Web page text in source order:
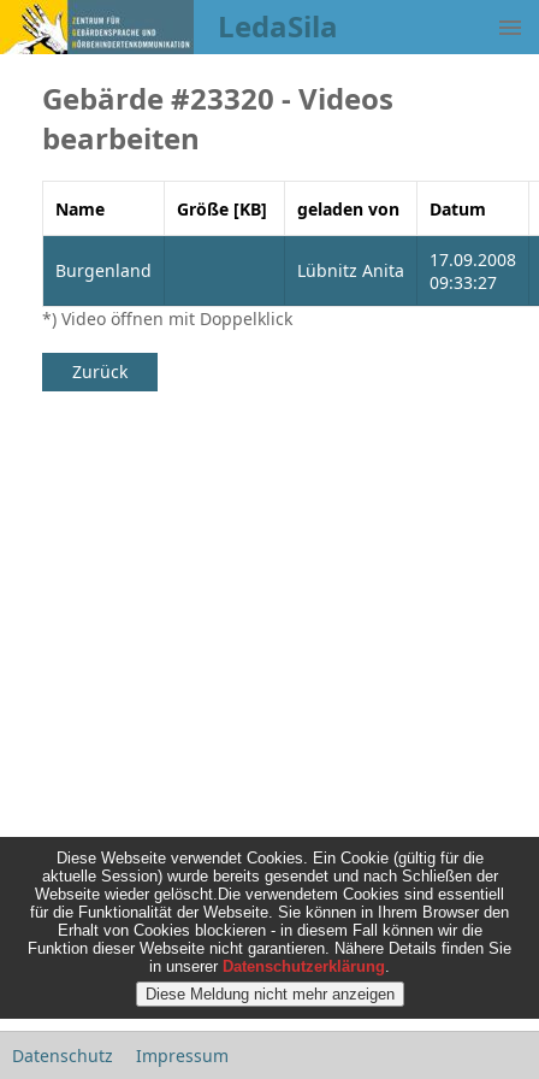
LedaSila
Gebärde #23320 - Videos
bearbeiten
Name Größe [KB] geladen von Datum
Burgenland Lübnitz Anita
17.09.2008
09:33:27
*) Video öffnen mit Doppelklick
Zurück
Datenschutz Impressum
Diese Webseite verwendet Cookies. Ein Cookie (gültig für die
aktuelle Session) wurde bereits gesendet und nach Schließen der
Webseite wieder gelöscht.Die verwendetem Cookies sind essentiell
für die Funktionalität der Webseite. Sie können in Ihrem Browser den
Erhalt von Cookies blockieren - in diesem Fall können wir die
Funktion dieser Webseite nicht garantieren. Nähere Details finden Sie
in unserer Datenschutzerklärung.